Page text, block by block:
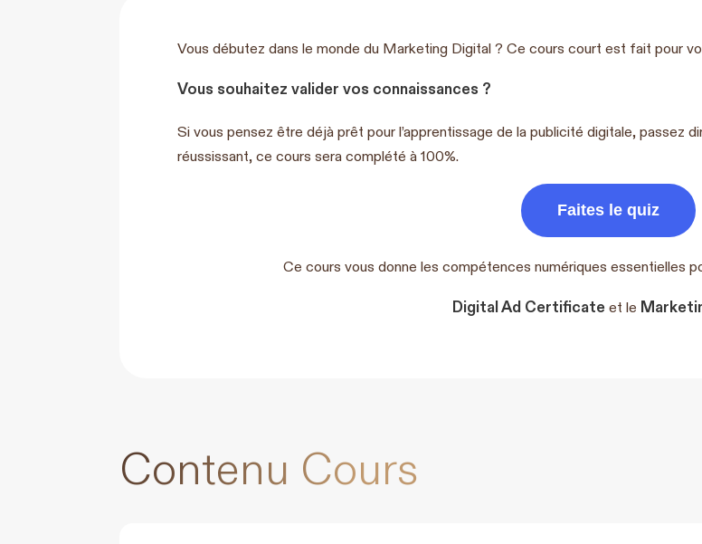
Vous débutez dans le monde du Marketing Digital ? Ce cours court est fait pour
Vous souhaitez valider vos connaissances ?
Si vous pensez être déjà prêt pour l’apprentissage de la publicité digitale, passez
réussissant, ce cours sera complété à 100%.
Faites le quiz
Ce cours vous donne les compétences numériques essentielles
Digital Ad Certificate et le
Contenu Cours